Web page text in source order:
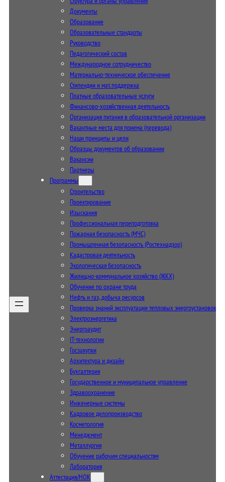
Документы
Образование
Образовательные стандарты
Руководство
Педагогический состав
Международное сотрудничество
Материально-техническое обеспечение
Стипендии и мат. поддержка
Платные образовательные услуги
Финансово-хозяйственная деятельность
Организация питания в образовательной организации
Вакантные места для приема (перевода)
Наши принципы и цели
Образцы документов об образовании
Вакансии
Партнеры
Программы
Строительство
Проектирование
Изыскания
Профессиональная переподготовка
Пожарная безопасность (МЧС)
Промышленная безопасность (Ростехнадзор)
Кадастровая деятельность
Экологическая безопасность
Жилищно-коммунальное хозяйство (ЖКХ)
Обучение по охране труда
Нефть и газ, добыча ресурсов
Проверка знаний эксплуатации тепловых энергоустановок
Электроэнергетика
Энергоаудит
IT-технологии
Госзакупки
Архитектура и дизайн
Бухгалтерия
Государственное и муниципальное управление
Здравоохранение
Инженерные системы
Кадровое делопроизводство
Косметология
Менеджмент
Металлургия
Обучение рабочим специальностям
Лаборатория
Аттестация/НОК